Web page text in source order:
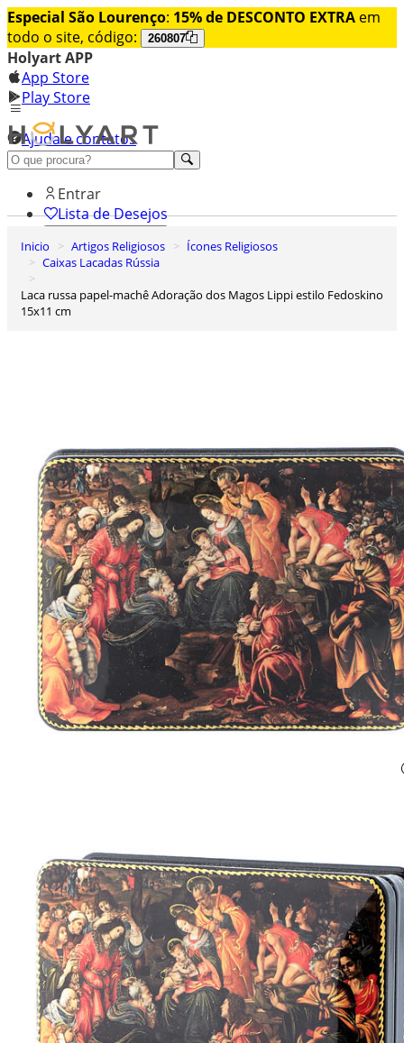
Especial São Lourenço: 15% de DESCONTO EXTRA em
todo o site, código:
260807
Holyart APP
App Store
Play Store
Ajuda e contatos
Conheça premium
Entrar
Lista de Desejos
0
Carrinho de Compras
Inicio Artigos Religiosos
Ícones Religiosos
Caixas Lacadas Rússia
Laca russa papel-machê Adoração dos Magos Lippi estilo Fedoskino
15x11 cm